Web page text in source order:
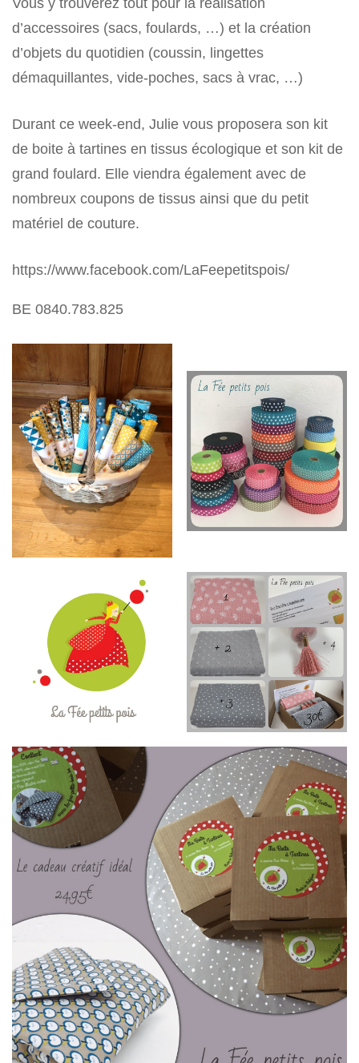
Vous y trouverez tout pour la réalisation
d’accessoires (sacs, foulards, …) et la création
d’objets du quotidien (coussin, lingettes
démaquillantes, vide-poches, sacs à vrac, …)
Durant ce week-end, Julie vous proposera son kit
de boite à tartines en tissus écologique et son kit de
grand foulard. Elle viendra également avec de
nombreux coupons de tissus ainsi que du petit
matériel de couture.
https://www.facebook.com/LaFeepetitspois/
BE 0840.783.825